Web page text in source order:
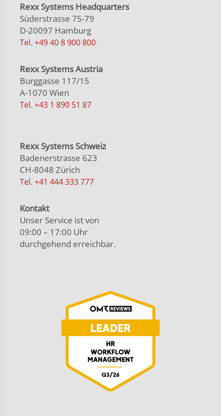
Rexx Systems Headquarters
Süderstrasse 75-79
D-20097 Hamburg
Tel. +49 40 8 900 800
Rexx Systems Austria
Burggasse 117/15
A-1070 Wien
Tel. +43 1 890 51 87
Rexx Systems Schweiz
Badenerstrasse 623
CH-8048 Zürich
Tel. +41 444 333 777
Kontakt
Unser Service ist von
09:00 – 17:00 Uhr
durchgehend erreichbar.